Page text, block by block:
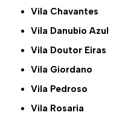
Vila Chavantes
Vila Danubio Azul
Vila Doutor Eiras
Vila Giordano
Vila Pedroso
Vila Rosaria